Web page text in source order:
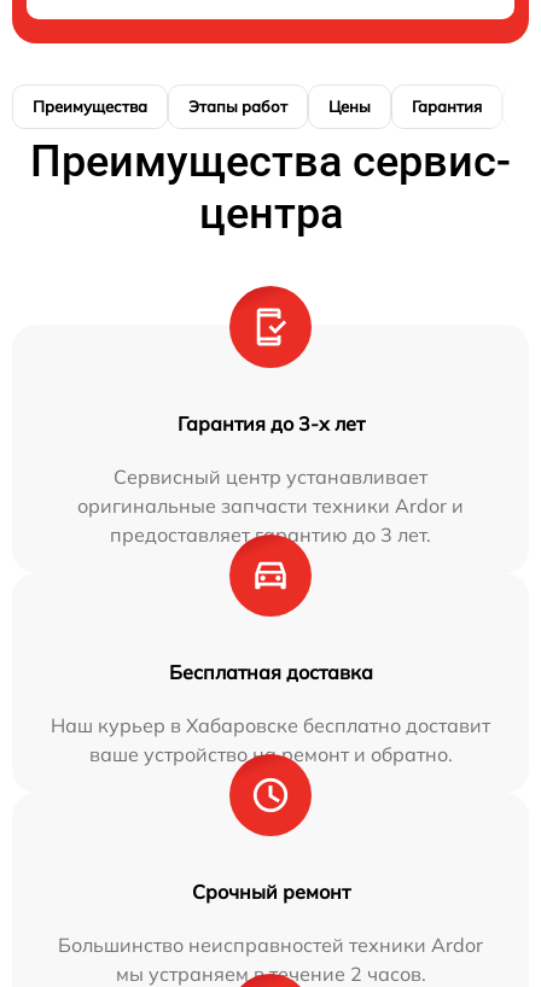
Преимущества Этапы работ Цены Гарантия
Преимущества сервис-
центра
Гарантия до 3-х лет
Сервисный центр устанавливает
оригинальные запчасти техники Ardor и
предоставляет гарантию до 3 лет.
Бесплатная доставка
Наш курьер в Хабаровске бесплатно доставит
ваше устройство на ремонт и обратно.
Срочный ремонт
Большинство неисправностей техники Ardor
мы устраняем в течение 2 часов.